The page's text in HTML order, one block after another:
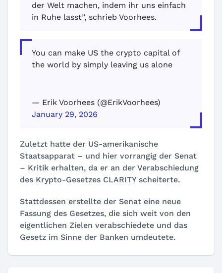
der Welt machen, indem ihr uns einfach
in Ruhe lasst”, schrieb Voorhees.
You can make US the crypto capital of
the world by simply leaving us alone
— Erik Voorhees (@ErikVoorhees)
January 29, 2026
Zuletzt hatte der US-amerikanische
Staatsapparat – und hier vorrangig der Senat
– Kritik erhalten, da er an der Verabschiedung
des Krypto-Gesetzes CLARITY scheiterte.
Stattdessen erstellte der Senat eine neue
Fassung des Gesetzes, die sich weit von den
eigentlichen Zielen verabschiedete und das
Gesetz im Sinne der Banken umdeutete.